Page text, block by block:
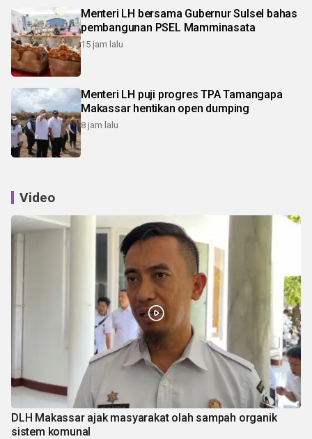
Menteri LH bersama Gubernur Sulsel bahas
pembangunan PSEL Mamminasata
15 jam lalu
Menteri LH puji progres TPA Tamangapa
Makassar hentikan open dumping
8 jam lalu
Video
DLH Makassar ajak masyarakat olah sampah organik
sistem komunal